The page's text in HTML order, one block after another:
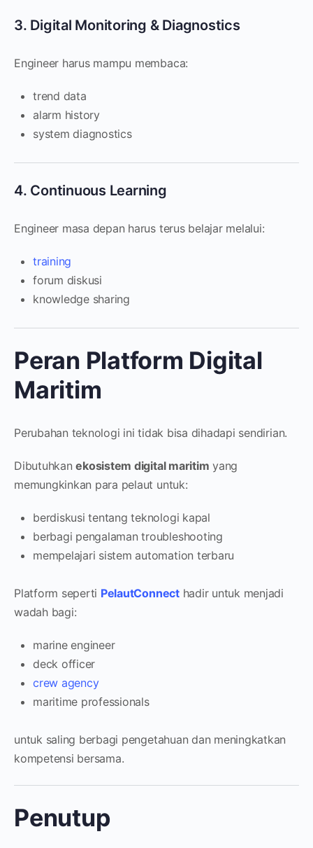
3. Digital Monitoring & Diagnostics
Engineer harus mampu membaca:
trend data
alarm history
system diagnostics
4. Continuous Learning
Engineer masa depan harus terus belajar melalui:
training
forum diskusi
knowledge sharing
Peran Platform Digital
Maritim
Perubahan teknologi ini tidak bisa dihadapi sendirian.
Dibutuhkanekosistem digital maritim yang
memungkinkan para pelaut untuk:
berdiskusi tentang teknologi kapal
berbagi pengalaman troubleshooting
mempelajari sistem automation terbaru
Platform seperti PelautConnecthadir untuk menjadi
wadah bagi:
marine engineer
deck officer
crew agency
maritime professionals
untuk saling berbagi pengetahuan dan meningkatkan
kompetensi bersama.
Penutup